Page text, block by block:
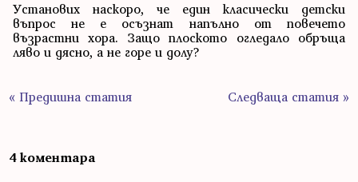
Установих наскоро, че един класически детски
въпрос не е осъзнат напълно от повечето
възрастни хора. Защо плоското огледало обръща
ляво и дясно, а не горе и долу?
« Предишна статия Следваща статия »
4 коментара